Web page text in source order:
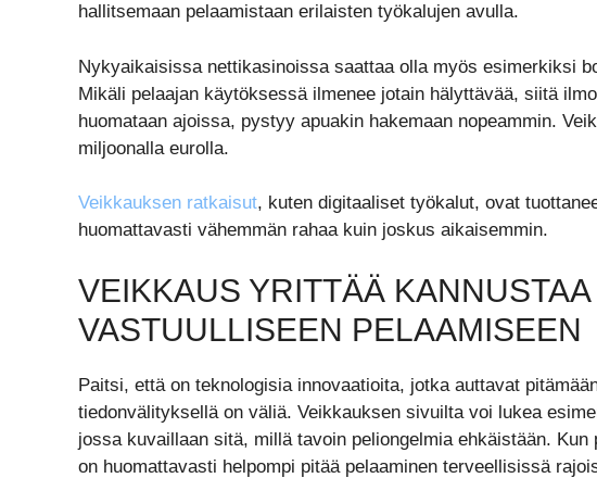
hallitsemaan pelaamistaan erilaisten työkalujen avulla.
Nykyaikaisissa nettikasinoissa saattaa olla myös esimerkiksi
Mikäli pelaajan käytöksessä ilmenee jotain hälyttävää, siitä
huomataan ajoissa, pystyy apuakin hakemaan nopeammin.
miljoonalla eurolla.
Veikkauksen ratkaisut, kuten digitaaliset työkalut, ovat
huomattavasti vähemmän rahaa kuin joskus aikaisemmin.
VEIKKAUS YRITTÄÄ KANNUSTAA
VASTUULLISEEN PELAAMISEEN
Paitsi, että on teknologisia innovaatioita, jotka auttavat
tiedonvälityksellä on väliä. Veikkauksen sivuilta voi lukea
jossa kuvaillaan sitä, millä tavoin peliongelmia ehkäistään.
on huomattavasti helpompi pitää pelaaminen terveellisissä